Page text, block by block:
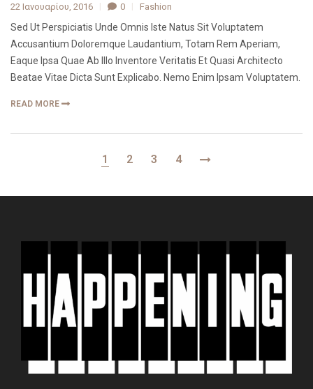
22 Ιανουαρίου, 2016 0 Fashion
Sed Ut Perspiciatis Unde Omnis Iste Natus Sit Voluptatem
Accusantium Doloremque Laudantium, Totam Rem Aperiam,
Eaque Ipsa Quae Ab Illo Inventore Veritatis Et Quasi Architecto
Beatae Vitae Dicta Sunt Explicabo. Nemo Enim Ipsam Voluptatem.
READ MORE
1 2 3 4